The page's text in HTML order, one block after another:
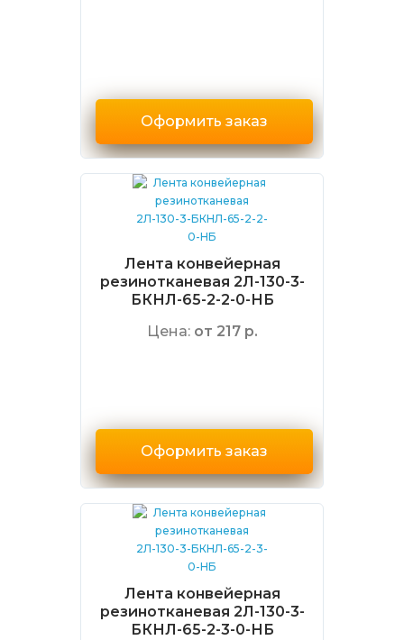
Оформить заказ
Лента конвейерная
резинотканевая 2Л-130-3-
БКНЛ-65-2-2-0-НБ
Цена: от 217 р.
Оформить заказ
Лента конвейерная
резинотканевая 2Л-130-3-
БКНЛ-65-2-3-0-НБ